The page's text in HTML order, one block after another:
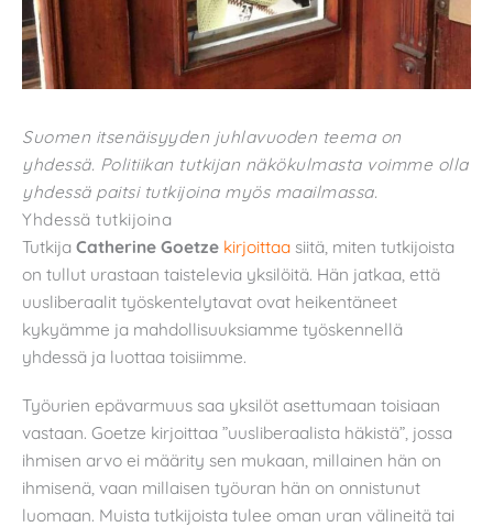
Suomen itsenäisyyden juhlavuoden teema on
yhdessä. Politiikan tutkijan näkökulmasta voimme olla
yhdessä paitsi tutkijoina myös maailmassa.
Yhdessä tutkijoina
Tutkija Catherine Goetze kirjoittaa siitä, miten tutkijoista
on tullut urastaan taistelevia yksilöitä. Hän jatkaa, että
uusliberaalit työskentelytavat ovat heikentäneet
kykyämme ja mahdollisuuksiamme työskennellä
yhdessä ja luottaa toisiimme.
Työurien epävarmuus saa yksilöt asettumaan toisiaan
vastaan. Goetze kirjoittaa ”uusliberaalista häkistä”, jossa
ihmisen arvo ei määrity sen mukaan, millainen hän on
ihmisenä, vaan millaisen työuran hän on onnistunut
luomaan. Muista tutkijoista tulee oman uran välineitä tai